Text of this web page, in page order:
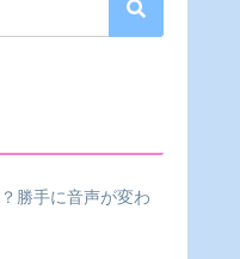
勝手に音声が変わ